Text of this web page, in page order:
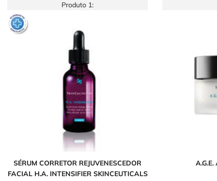
Produto 1:
SÉRUM CORRETOR REJUVENESCEDOR
FACIAL H.A. INTENSIFIER SKINCEUTICALS